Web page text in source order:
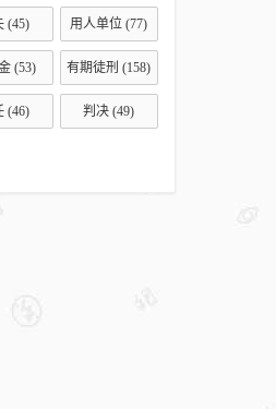
(45) 用人单位 (77)
(53) 有期徒刑 (158)
(46) 判决 (49)